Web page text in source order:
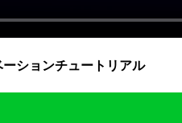
ションチュートリアル